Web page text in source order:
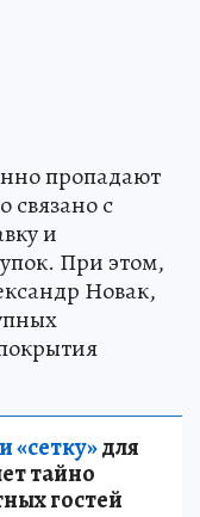
пропадают
связано с
и
При этом,
Новак,
«сетку»для
тайно
гостей